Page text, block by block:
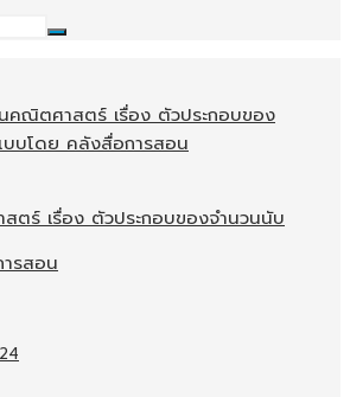
ตร์ เรื่อง ตัวประกอบของจำนวนนับ
รสอน